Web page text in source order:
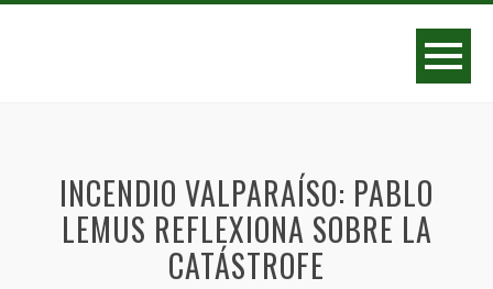
INCENDIO VALPARAÍSO: PABLO
LEMUS REFLEXIONA SOBRE LA
CATÁSTROFE